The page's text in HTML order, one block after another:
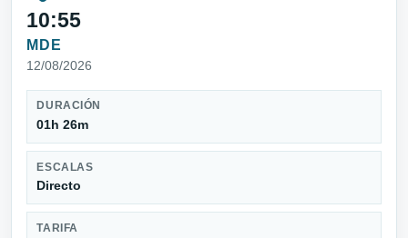
10:55
MDE
12/08/2026
DURACIÓN
01h 26m
ESCALAS
Directo
TARIFA